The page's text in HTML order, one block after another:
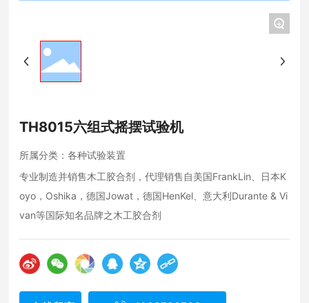
+
TH8015六组式摇摆试验机
所属分类：各种试验装置
专业制造并销售木工胶合剂，代理销售自美国FrankLin、日本K
oyo，Oshika，德国Jowat，德国HenKel、意大利Durante & Vi
van等国际知名品牌之木工胶合剂